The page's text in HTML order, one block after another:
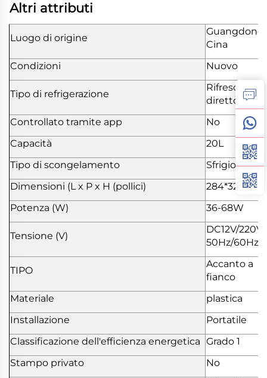
Altri attributi
Luogo di origine
Guangdong,
Cina
Condizioni
Nuovo
Tipo di refrigerazione
diretto
Controllato tramite app
No
Capacità
20L
Tipo di scongelamento
Sfrigio
Dimensioni (L x P x H (pollici)
284*320*482
Potenza (W)
36-68W
Tensione (V)
DC12V/220V
50Hz/60Hz
TIPO
Accanto a
fianco
Materiale
plastica
Installazione
Portatile
Classificazione dell'efficienza energetica Grado 1
Stampo privato
No